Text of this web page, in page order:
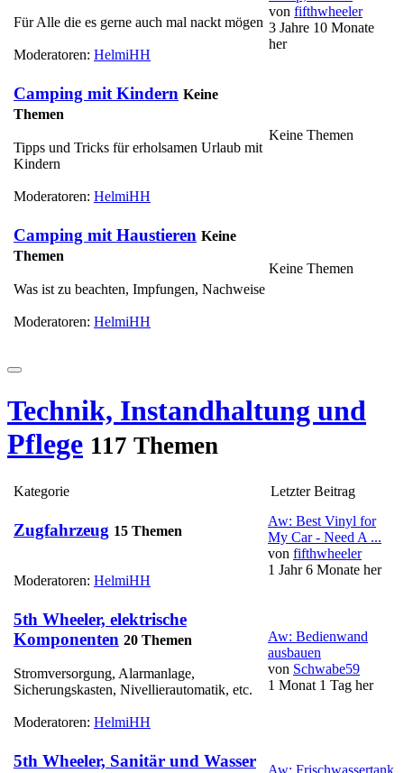
Für Alle die es gerne auch mal nackt mögen
Moderatoren: HelmiHH
von fifthwheeler
3 Jahre 10 Monate
her
Camping mit Kindern Keine
Themen
Tipps und Tricks für erholsamen Urlaub mit
Kindern
Moderatoren: HelmiHH
Keine Themen
Camping mit Haustieren Keine
Themen
Was ist zu beachten, Impfungen, Nachweise
Moderatoren: HelmiHH
Keine Themen
Technik, Instandhaltung und
Pflege 117 Themen
Kategorie Letzter Beitrag
Zugfahrzeug 15 Themen
Moderatoren: HelmiHH
Aw: Best Vinyl for
My Car - Need A ...
von fifthwheeler
1 Jahr 6 Monate her
5th Wheeler, elektrische
Komponenten 20 Themen
Stromversorgung, Alarmanlage,
Sicherungskasten, Nivellierautomatik, etc.
Moderatoren: HelmiHH
Aw: Bedienwand
ausbauen
von Schwabe59
1 Monat 1 Tag her
5th Wheeler, Sanitär und Wasser Aw: Frischwassertank